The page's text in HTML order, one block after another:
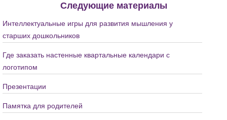
Следующие материалы
Интеллектуальные игры для развития мышления у
старших дошкольников
Где заказать настенные квартальные календари с
логотипом
Презентации
Памятка для родителей